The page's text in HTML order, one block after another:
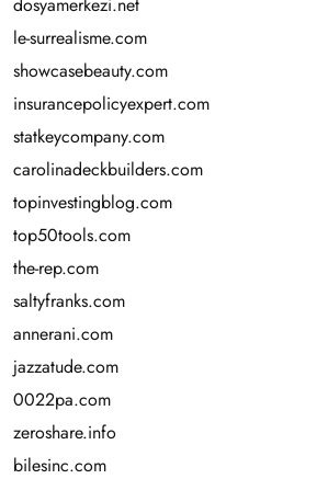
le-surrealisme.com
showcasebeauty.com
insurancepolicyexpert.com
statkeycompany.com
carolinadeckbuilders.com
topinvestingblog.com
top50tools.com
the-rep.com
saltyfranks.com
annerani.com
jazzatude.com
0022pa.com
zeroshare.info
bilesinc.com